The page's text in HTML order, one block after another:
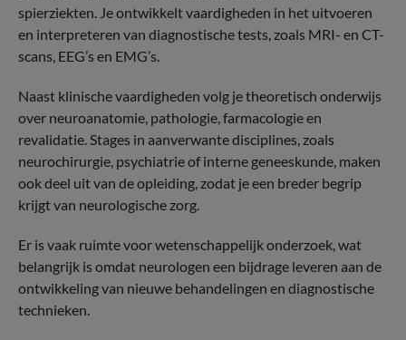
spierziekten. Je ontwikkelt vaardigheden in het uitvoeren
en interpreteren van diagnostische tests, zoals MRI- en CT-
scans, EEG’s en EMG’s.
Naast klinische vaardigheden volg je theoretisch onderwijs
over neuroanatomie, pathologie, farmacologie en
revalidatie. Stages in aanverwante disciplines, zoals
neurochirurgie, psychiatrie of interne geneeskunde, maken
ook deel uit van de opleiding, zodat je een breder begrip
krijgt van neurologische zorg.
Er is vaak ruimte voor wetenschappelijk onderzoek, wat
belangrijk is omdat neurologen een bijdrage leveren aan de
ontwikkeling van nieuwe behandelingen en diagnostische
technieken.